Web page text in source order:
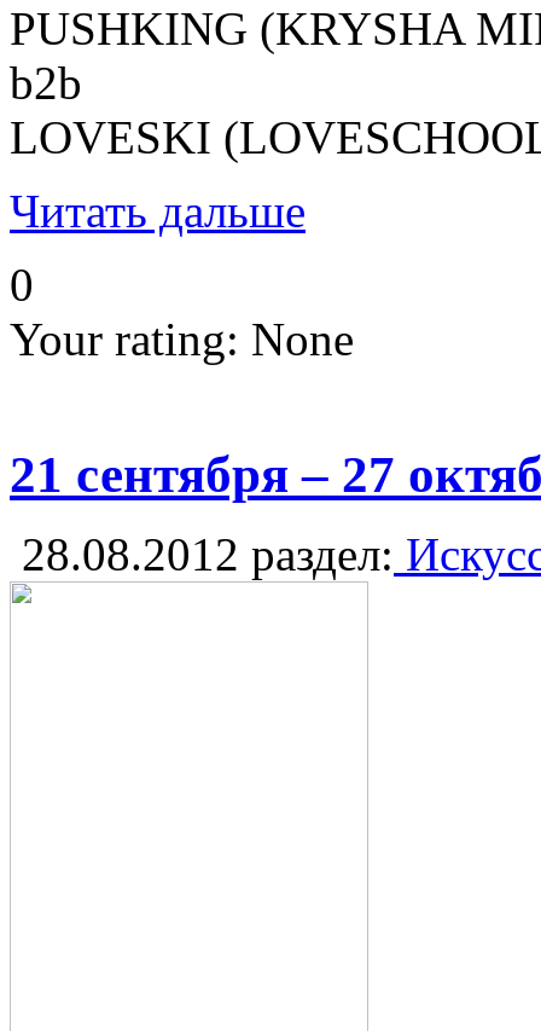
PUSHKING (KRYSHA
b2b
LOVESKI
Читать дальше
0
Your rating: None
21 сентября – 27
28.08.2012 раздел: